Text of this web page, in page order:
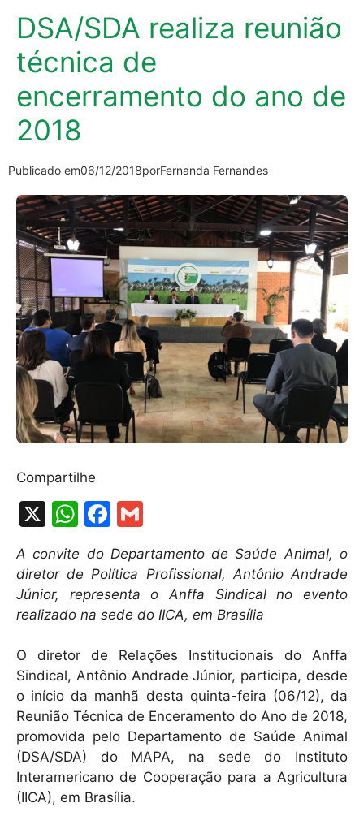
DSA/SDA realiza reunião
técnica de
encerramento do ano de
2018
Publicado em06/12/2018porFernanda Fernandes
Compartilhe
X
W
at
s
A
p
p
F
a
c
e
b
o
o
k
ai
A convite do Departamento de Saúde Animal, o
diretor de Política Profissional, Antônio Andrade
Júnior, representa o Anffa Sindical no evento
realizado na sede do IICA, em Brasília
O diretor de Relações Institucionais do Anffa
Sindical, Antônio Andrade Júnior, participa, desde
o início da manhã desta quinta-feira (06/12), da
Reunião Técnica de Enceramento do Ano de 2018,
promovida pelo Departamento de Saúde Animal
(DSA/SDA) do MAPA, na sede do Instituto
Interamericano de Cooperação para a Agricultura
(IICA), em Brasília.